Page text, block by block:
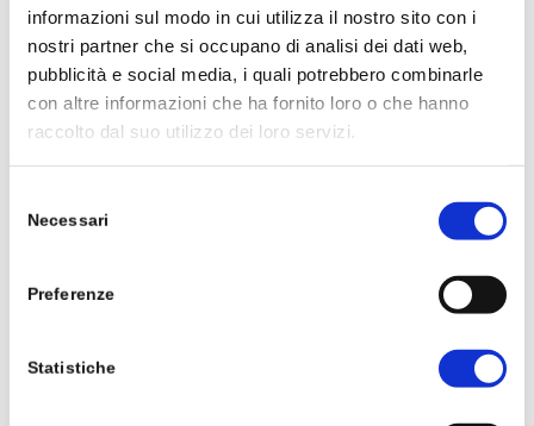
informazioni sul modo in cui utilizza il nostro sito con i
nostri partner che si occupano di analisi dei dati web,
pubblicità e social media, i quali potrebbero combinarle
con altre informazioni che ha fornito loro o che hanno
raccolto dal suo utilizzo dei loro servizi.
delNecessari
Preferenze
Statistiche
Sistema di navigazione HoloScope 360 Dual
LiDAR
Scarica le specifiche tecniche complete